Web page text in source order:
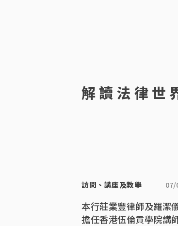
解讀法律世
訪問、講座及教學 07/
本行莊業豐律師及羅潔
擔任香港伍倫貢學院講